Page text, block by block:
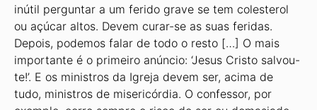
inútil perguntar a um ferido grave se tem colesterol
ou açúcar altos. Devem curar-se as suas feridas.
Depois, podemos falar de todo o resto […] O mais
importante é o primeiro anúncio: ‘Jesus Cristo salvou-
te!’. E os ministros da Igreja devem ser, acima de
tudo, ministros de misericórdia. O confessor, por